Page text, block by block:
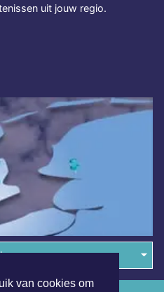
van cookies om
uit jouw regio.